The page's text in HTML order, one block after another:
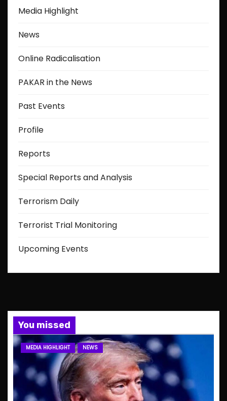
Media Highlight
News
Online Radicalisation
PAKAR in the News
Past Events
Profile
Reports
Special Reports and Analysis
Terrorism Daily
Terrorist Trial Monitoring
Upcoming Events
You missed
MEDIA HIGHLIGHT NEWS